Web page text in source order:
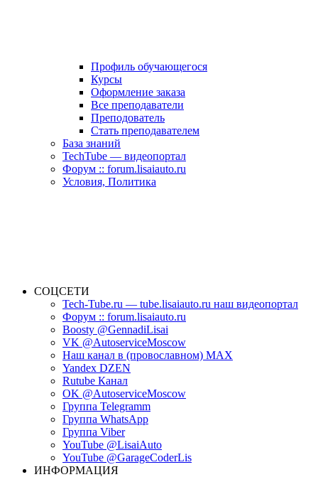
Профиль обучающегося
Курсы
Оформление заказа
Все преподаватели
Преподователь
Стать преподавателем
База знаний
TechTube — видеопортал
Форум :: forum.lisaiauto.ru
Условия, Политика
СОЦСЕТИ
Tech-Tube.ru — tube.lisaiauto.ru наш видеопортал
Форум :: forum.lisaiauto.ru
Boosty @GennadiLisai
VK @AutoserviceMoscow
Наш канал в (провославном) MAX
Yandex DZEN
Rutube Канал
OK @AutoserviceMoscow
Группа Telegramm
Группа WhatsApp
Группа Viber
YouTube @LisaiAuto
YouTube @GarageCoderLis
ИНФОРМАЦИЯ